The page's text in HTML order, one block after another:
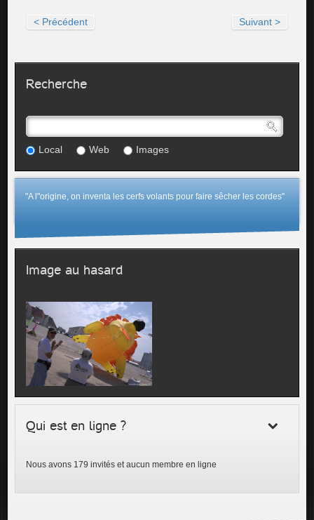
< Précédent Suivant >
Recherche
Local Web Images
"A l"origine, on inventa les cerfs volants pour faire sêcher les cordes"
Image au hasard
Qui est en ligne ?
Nous avons 179 invités et aucun membre en ligne